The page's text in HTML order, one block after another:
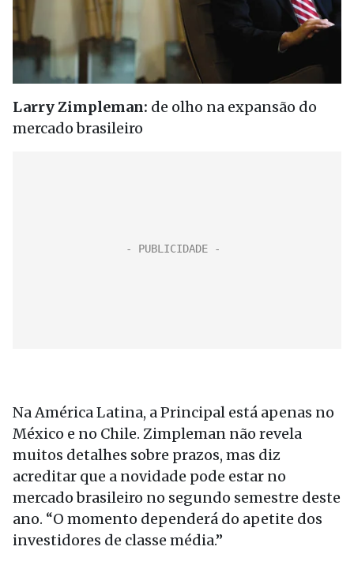
Larry Zimpleman: de olho na expansão do
mercado brasileiro
Na América Latina, a Principal está apenas no
México e no Chile. Zimpleman não revela
muitos detalhes sobre prazos, mas diz
acreditar que a novidade pode estar no
mercado brasileiro no segundo semestre deste
ano. “O momento dependerá do apetite dos
investidores de classe média.”